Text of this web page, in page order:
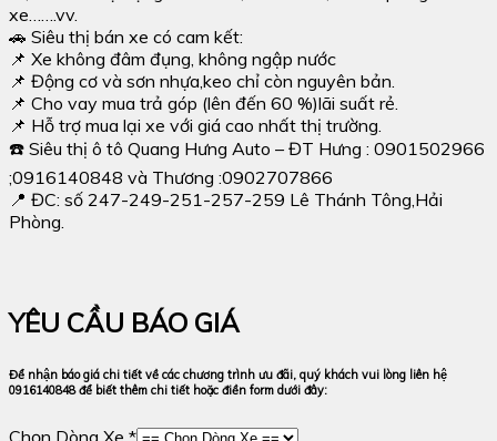
xe…….vv.
🚗 Siêu thị bán xe có cam kết:
📌 Xe không đâm đụng, không ngập nước
📌 Động cơ và sơn nhựa,keo chỉ còn nguyên bản.
📌 Cho vay mua trả góp (lên đến 60 %)lãi suất rẻ.
📌 Hỗ trợ mua lại xe với giá cao nhất thị trường.
☎️ Siêu thị ô tô Quang Hưng Auto – ĐT Hưng : 0901502966
;0916140848 và Thương :0902707866
📍 ĐC: số 247-249-251-257-259 Lê Thánh Tông,Hải
Phòng.
YÊU CẦU BÁO GIÁ
Để nhận báo giá chi tiết về các chương trình ưu đãi, quý khách vui lòng liên hệ
0916140848 để biết thêm chi tiết hoặc điền form dưới đây:
Chọn Dòng Xe *